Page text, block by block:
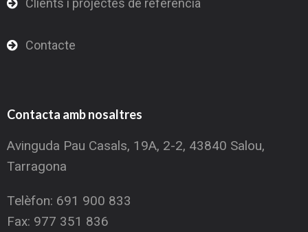
Clients i projectes de referència
Contacte
Contacta amb nosaltres
Avinguda Pau Casals, 19A, 2-2, 43840 Salou,
Tarragona
Telèfon: 691 900 833
Fax: 977 351 836